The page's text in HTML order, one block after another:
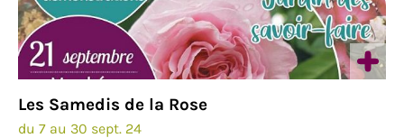
(pommes,…
Les Samedis de la Rose
du 7 au 30 sept. 24